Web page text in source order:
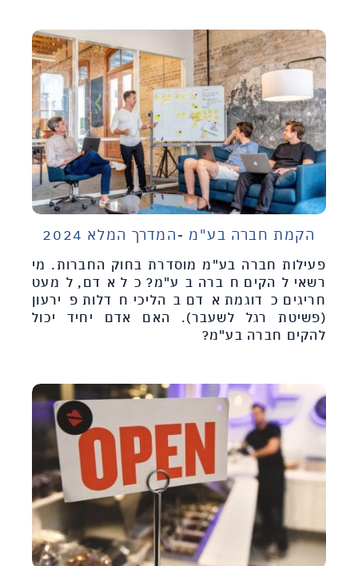
הקמת חברה בע"מ -המדרך המלא 2024
פעילות חברה בע"מ מוסדרת בחוק החברות. מי
רשאי להקים חברה בע"מ? כל אדם, למעט
חריגים כדוגמת אדם בהליכי חדלות פירעון
(פשיטת רגל לשעבר). האם אדם יחיד יכול
להקים חברה בע"מ?